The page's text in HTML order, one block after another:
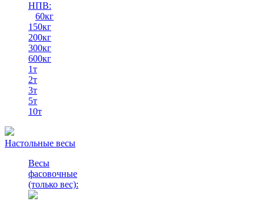
НПВ:
60кг
150кг
200кг
300кг
600кг
1т
2т
3т
5т
10т
Настольные весы
Весы
фасовочные
(только вес):